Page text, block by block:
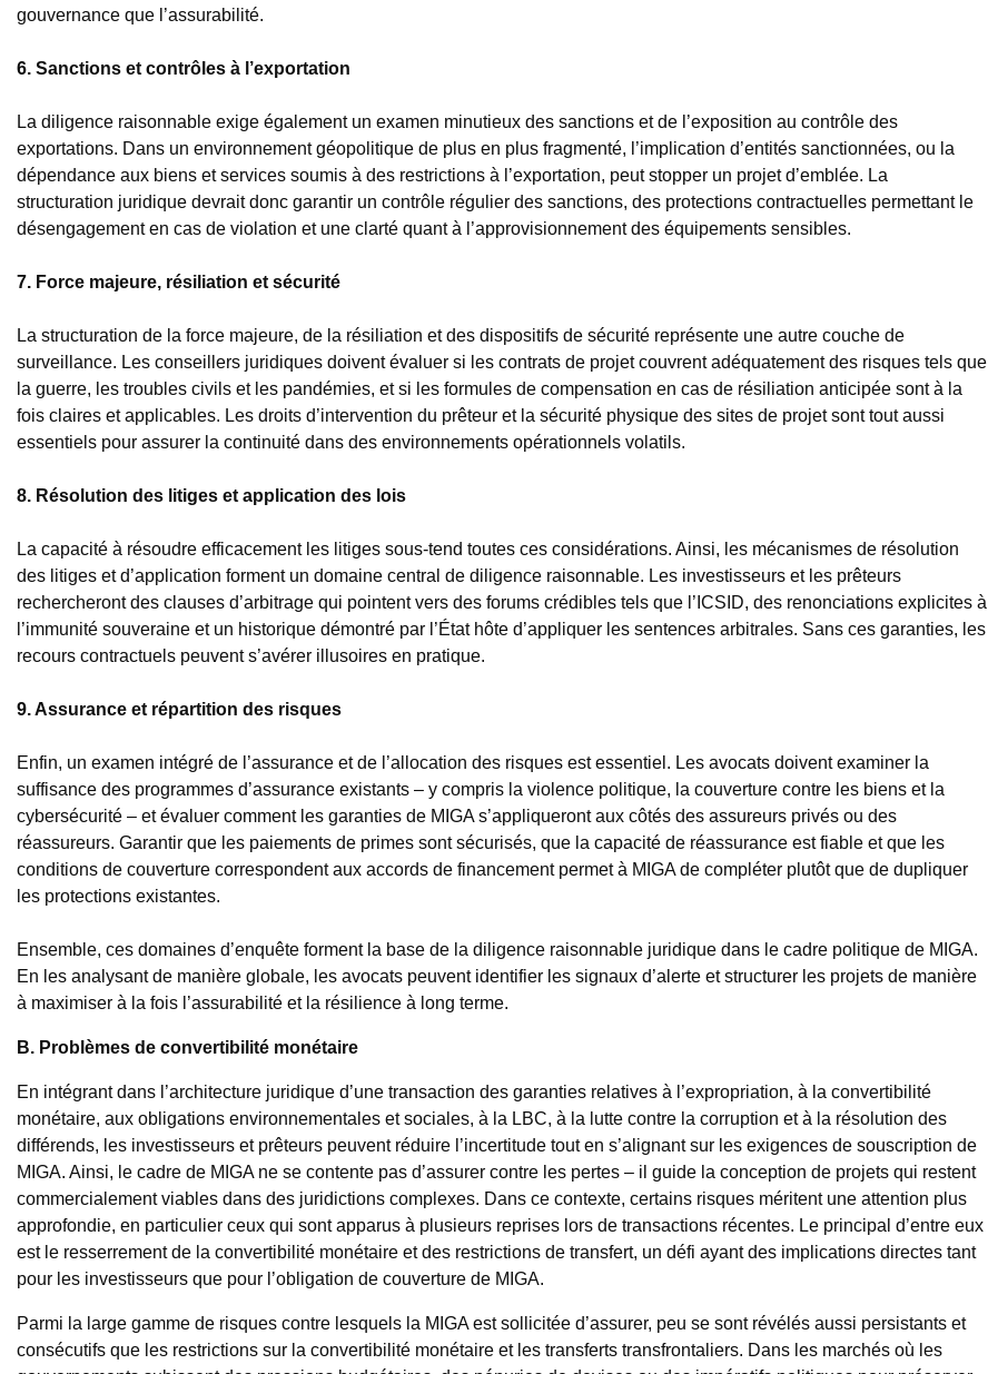
gouvernance que l’assurabilité.
6. Sanctions et contrôles à l’exportation
La diligence raisonnable exige également un examen minutieux des sanctions et de l’exposition au contrôle des
exportations. Dans un environnement géopolitique de plus en plus fragmenté, l’implication d’entités sanctionnées, ou la
dépendance aux biens et services soumis à des restrictions à l’exportation, peut stopper un projet d’emblée. La
structuration juridique devrait donc garantir un contrôle régulier des sanctions, des protections contractuelles permettant le
désengagement en cas de violation et une clarté quant à l’approvisionnement des équipements sensibles.
7. Force majeure, résiliation et sécurité
La structuration de la force majeure, de la résiliation et des dispositifs de sécurité représente une autre couche de
surveillance. Les conseillers juridiques doivent évaluer si les contrats de projet couvrent adéquatement des risques tels que
la guerre, les troubles civils et les pandémies, et si les formules de compensation en cas de résiliation anticipée sont à la
fois claires et applicables. Les droits d’intervention du prêteur et la sécurité physique des sites de projet sont tout aussi
essentiels pour assurer la continuité dans des environnements opérationnels volatils.
8. Résolution des litiges et application des lois
La capacité à résoudre efficacement les litiges sous-tend toutes ces considérations. Ainsi, les mécanismes de résolution
des litiges et d’application forment un domaine central de diligence raisonnable. Les investisseurs et les prêteurs
rechercheront des clauses d’arbitrage qui pointent vers des forums crédibles tels que l’ICSID, des renonciations explicites à
l’immunité souveraine et un historique démontré par l’État hôte d’appliquer les sentences arbitrales. Sans ces garanties, les
recours contractuels peuvent s’avérer illusoires en pratique.
9. Assurance et répartition des risques
Enfin, un examen intégré de l’assurance et de l’allocation des risques est essentiel. Les avocats doivent examiner la
suffisance des programmes d’assurance existants – y compris la violence politique, la couverture contre les biens et la
cybersécurité – et évaluer comment les garanties de MIGA s’appliqueront aux côtés des assureurs privés ou des
réassureurs. Garantir que les paiements de primes sont sécurisés, que la capacité de réassurance est fiable et que les
conditions de couverture correspondent aux accords de financement permet à MIGA de compléter plutôt que de dupliquer
les protections existantes.
Ensemble, ces domaines d’enquête forment la base de la diligence raisonnable juridique dans le cadre politique de MIGA.
En les analysant de manière globale, les avocats peuvent identifier les signaux d’alerte et structurer les projets de manière
à maximiser à la fois l’assurabilité et la résilience à long terme.
B. Problèmes de convertibilité monétaire
En intégrant dans l’architecture juridique d’une transaction des garanties relatives à l’expropriation, à la convertibilité
monétaire, aux obligations environnementales et sociales, à la LBC, à la lutte contre la corruption et à la résolution des
différends, les investisseurs et prêteurs peuvent réduire l’incertitude tout en s’alignant sur les exigences de souscription de
MIGA. Ainsi, le cadre de MIGA ne se contente pas d’assurer contre les pertes – il guide la conception de projets qui restent
commercialement viables dans des juridictions complexes. Dans ce contexte, certains risques méritent une attention plus
approfondie, en particulier ceux qui sont apparus à plusieurs reprises lors de transactions récentes. Le principal d’entre eux
est le resserrement de la convertibilité monétaire et des restrictions de transfert, un défi ayant des implications directes tant
pour les investisseurs que pour l’obligation de couverture de MIGA.
Parmi la large gamme de risques contre lesquels la MIGA est sollicitée d’assurer, peu se sont révélés aussi persistants et
consécutifs que les restrictions sur la convertibilité monétaire et les transferts transfrontaliers. Dans les marchés où les